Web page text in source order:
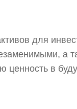
для
а
ценность в